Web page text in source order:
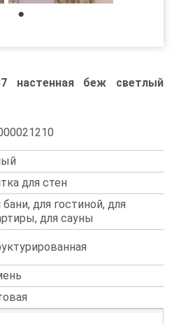
настенная беж светлый
для стен
бани, для гостиной, для
для сауны